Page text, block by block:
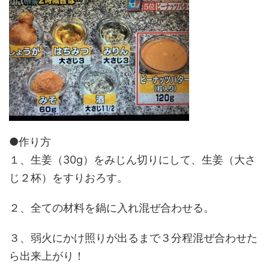
●作り方
１、生姜（30g）をみじん切りにして、生姜（大さ
じ２杯）をすりおろす。
２、全ての材料を鍋に入れ混ぜ合わせる。
３、弱火にかけ照りが出るまで３分程混ぜ合わせた
ら出来上がり！